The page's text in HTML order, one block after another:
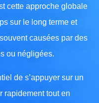
cette approche globale
sur le long terme et
causées par des
ou négligées.
de s’appuyer sur un
rapidement tout en